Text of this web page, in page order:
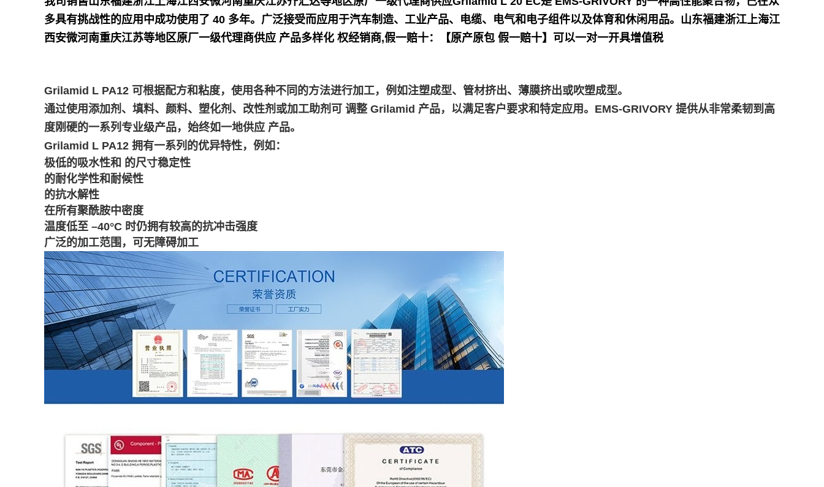
多具有挑战性的应用中成功使用了 40 多年。 广泛接受而应用于汽车制造、工业产品、电缆、电气和电子组件以及体育和休闲用品。 山东福建浙江上海江
西安微河南重庆江苏等地区原厂一级代理商供应 产品多样化 权经销商,假一赔十：【原产原包 假一赔十】可以一对一开具增值税
Grilamid L PA12 可根据配方和粘度，使用各种不同的方法进行加工，例如注塑成型、管材挤出、薄膜挤出或吹塑成型。
通过使用添加剂、填料、颜料、塑化剂、改性剂或加工助剂可 调整 Grilamid 产品，以满足客户要求和特定应用。EMS-GRIVORY 提供从非常柔韧到高
度刚硬的一系列专业级产品，始终如一地供应 产品。
Grilamid L PA12 拥有一系列的优异特性，例如：
极低的吸水性和 的尺寸稳定性
的耐化学性和耐候性
的抗水解性
在所有聚酰胺中密度
温度低至 –40°C 时仍拥有较高的抗冲击强度
广泛的加工范围，可无障碍加工